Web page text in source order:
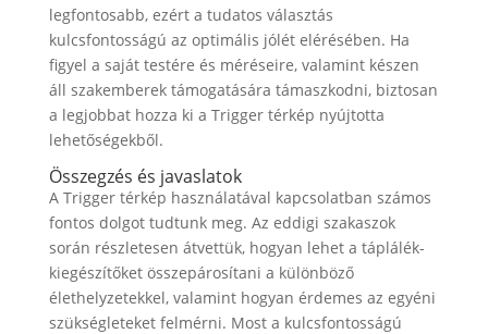
legfontosabb, ezért a tudatos választás
kulcsfontosságú az optimális jólét elérésében. Ha
figyel a saját testére és méréseire, valamint készen
áll szakemberek támogatására támaszkodni, biztosan
a legjobbat hozza ki a Trigger térkép nyújtotta
lehetőségekből.
Összegzés és javaslatok
A Trigger térkép használatával kapcsolatban számos
fontos dolgot tudtunk meg. Az eddigi szakaszok
során részletesen átvettük, hogyan lehet a táplálék-
kiegészítőket összepárosítani a különböző
élethelyzetekkel, valamint hogyan érdemes az egyéni
szükségleteket felmérni. Most a kulcsfontosságú